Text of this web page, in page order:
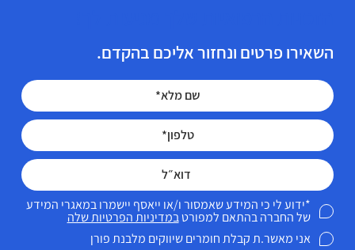
השאירו פרטים ונחזור אליכם בהקדם.
*ידוע לי כי המידע שאמסור ו/או ייאסף יישמרו במאגרי המידע
של החברה בהתאם למפורטבמדיניות הפרטיות שלה
אני מאשר.ת קבלת חומרים שיווקים מלבנת פורן